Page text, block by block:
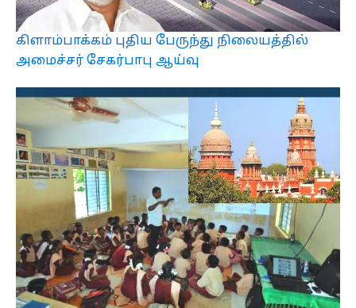
கிளாம்பாக்கம் புதிய பேருந்து நிலையத்தில்
அமைச்சர் சேகர்பாபு ஆய்வு